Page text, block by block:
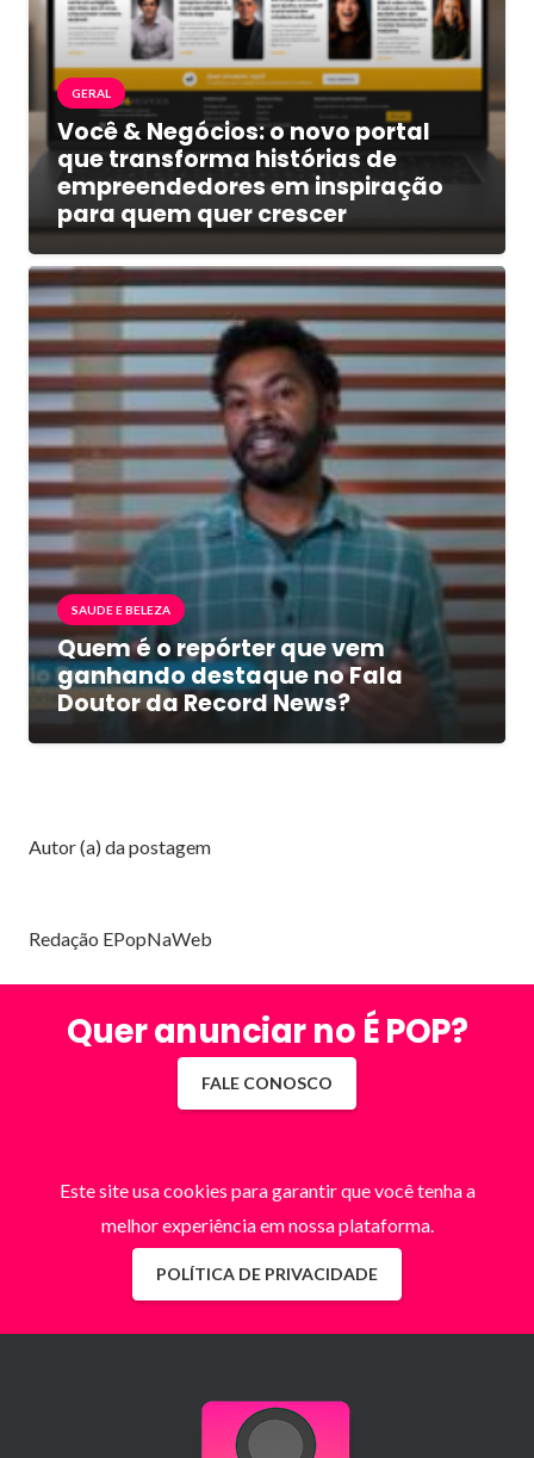
GERAL
Você & Negócios: o novo portal
que transforma histórias de
empreendedores em inspiração
para quem quer crescer
SAUDE E BELEZA
Quem é o repórter que vem
ganhando destaque no Fala
Doutor da Record News?
Autor (a) da postagem
Redação EPopNaWeb
Quer anunciar no É POP?
FALE CONOSCO
Este site usa cookies para garantir que você tenha a
melhor experiência em nossa plataforma.
POLÍTICA DE PRIVACIDADE